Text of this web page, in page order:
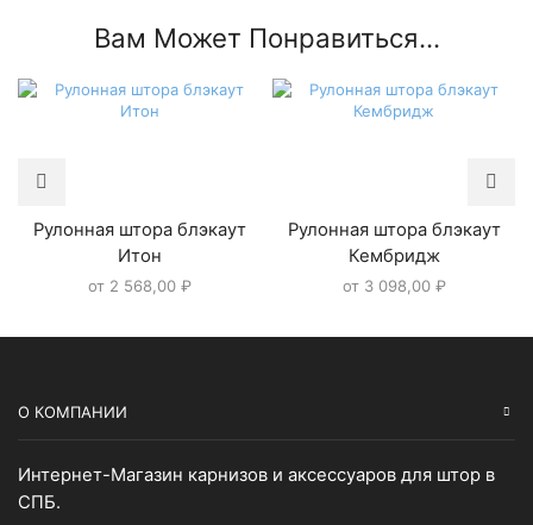
Вам Может Понравиться...
Рулонная штора блэкаут
Итон
от 2 568,00 ₽
Рулонная штора блэкаут
Кембридж
от 3 098,00 ₽
О КОМПАНИИ
Интернет-Магазин карнизов и аксессуаров для штор в
СПБ.